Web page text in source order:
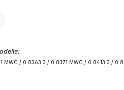
/ 0.8363.3 / 0.8371.MWC /